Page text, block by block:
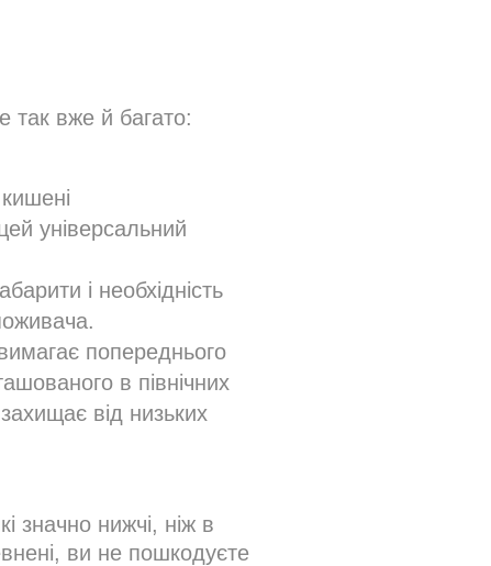
так вже й багато:
універсальний
і необхідність
попереднього
в північних
від низьких
значно нижчі, ніж в
ви не пошкодуєте